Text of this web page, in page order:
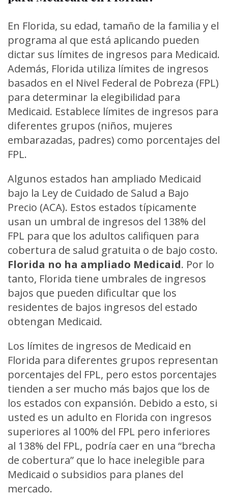
En Florida, su edad, tamaño de la familia y el
programa al que está aplicando pueden
dictar sus límites de ingresos para Medicaid.
Además, Florida utiliza límites de ingresos
basados en el Nivel Federal de Pobreza (FPL)
para determinar la elegibilidad para
Medicaid. Establece límites de ingresos para
diferentes grupos (niños, mujeres
embarazadas, padres) como porcentajes del
FPL.
Algunos estados han ampliado Medicaid
bajo la Ley de Cuidado de Salud a Bajo
Precio (ACA). Estos estados típicamente
usan un umbral de ingresos del 138% del
FPL para que los adultos califiquen para
cobertura de salud gratuita o de bajo costo.
Florida no ha ampliado Medicaid. Por lo
tanto, Florida tiene umbrales de ingresos
bajos que pueden dificultar que los
residentes de bajos ingresos del estado
obtengan Medicaid.
Los límites de ingresos de Medicaid en
Florida para diferentes grupos representan
porcentajes del FPL, pero estos porcentajes
tienden a ser mucho más bajos que los de
los estados con expansión. Debido a esto, si
usted es un adulto en Florida con ingresos
superiores al 100% del FPL pero inferiores
al 138% del FPL, podría caer en una “brecha
de cobertura” que lo hace inelegible para
Medicaid o subsidios para planes del
mercado.